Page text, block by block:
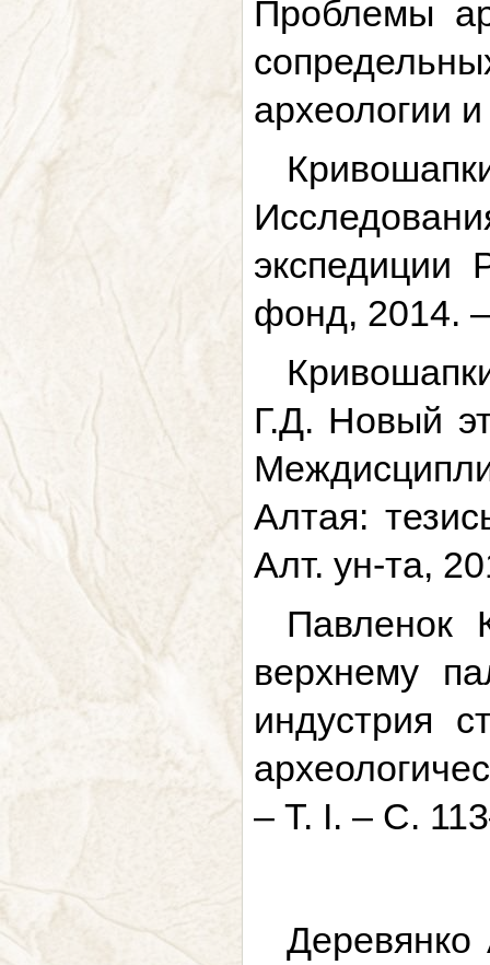
Проблемы
археологии
экспедиции
фонд, 2014.
Г.Д. Новый
Алтая:
Алт. ун-та,
Павленок
верхнему
индустрия
– Т. I. – С.